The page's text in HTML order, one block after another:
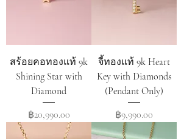
สร้อยคอทองแท้ 9k
Shining Star with
Diamond
Price
฿20,990.00
จี้ทองแท้ 9k Heart
Key with Diamonds
(Pendant Only)
Price
฿9,990.00